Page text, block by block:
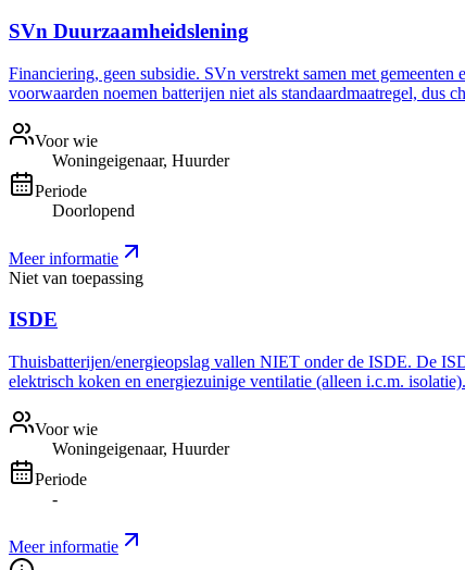
SVn Duurzaamheidslening
Financiering, geen subsidie. SVn verstrekt samen met
voorwaarden noemen batterijen niet als standaardmaatregel, dus
Voor wie
Woningeigenaar, Huurder
Periode
Doorlopend
Meer informatie
Niet van toepassing
ISDE
Thuisbatterijen/energieopslag vallen NIET onder de ISDE. De
elektrisch koken en energiezuinige ventilatie (alleen i.c.m. isolatie).
Voor wie
Woningeigenaar, Huurder
Periode
-
Meer informatie